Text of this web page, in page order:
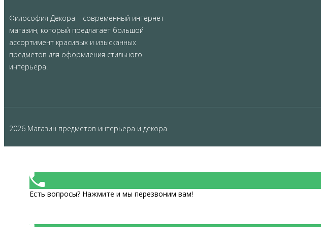
Философия Декора – современный интернет-
магазин, который предлагает большой
ассортимент красивых и изысканных
предметов для оформления стильного
интерьера.
2026 Магазин предметов интерьера и декора
Есть вопросы? Нажмите и мы перезвоним вам!